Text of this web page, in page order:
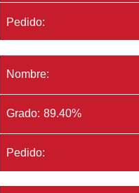
Pedido:
Nombre:
Grado: 89.40%
Pedido: